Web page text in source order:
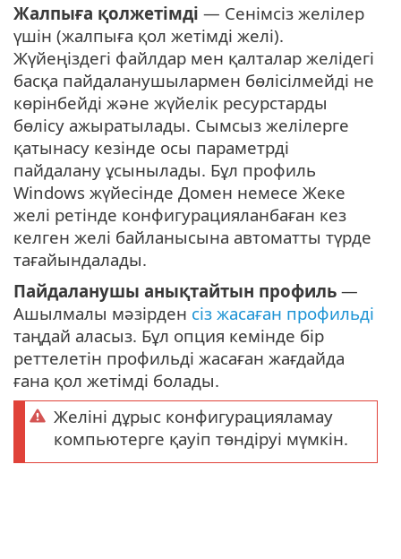
Жалпыға қолжетімді — Сенімсіз желілер
үшін (жалпыға қол жетімді желі).
Жүйеңіздегі файлдар мен қалталар желідегі
басқа пайдаланушылармен бөлісілмейді не
көрінбейді және жүйелік ресурстарды
бөлісу ажыратылады. Сымсыз желілерге
қатынасу кезінде осы параметрді
пайдалану ұсынылады. Бұл профиль
Windows жүйесінде Домен немесе Жеке
желі ретінде конфигурацияланбаған кез
келген желі байланысына автоматты түрде
тағайындалады.
Пайдаланушы анықтайтын профиль —
Ашылмалы мәзірден сіз жасаған профильді
таңдай аласыз. Бұл опция кемінде бір
реттелетін профильді жасаған жағдайда
ғана қол жетімді болады.
Желіні дұрыс конфигурацияламау
компьютерге қауіп төндіруі мүмкін.